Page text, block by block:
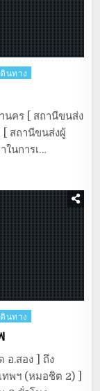
นทาง
นคร [ สถานีขนส่ง
[ สถานีขนส่งผู้
ในการเ…
นทาง
อ.สอง ] ถึง
พฯ (หมอชิต 2) ]